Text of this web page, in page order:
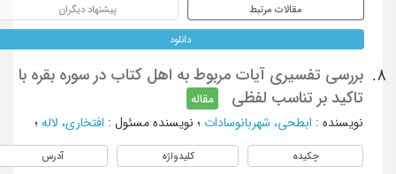
مقالات مرتبط پیشنهاد دیگران
دانلود
8.
بررسی تفسیری آیات مربوط به اهل کتاب در سوره بقره با
تاکید بر تناسب لفظی
مقاله
نویسنده: ابطحی، شهربانوسادات؛ نویسنده مسئول : افتخاری، لاله؛
چکیده کلیدواژه آدرس